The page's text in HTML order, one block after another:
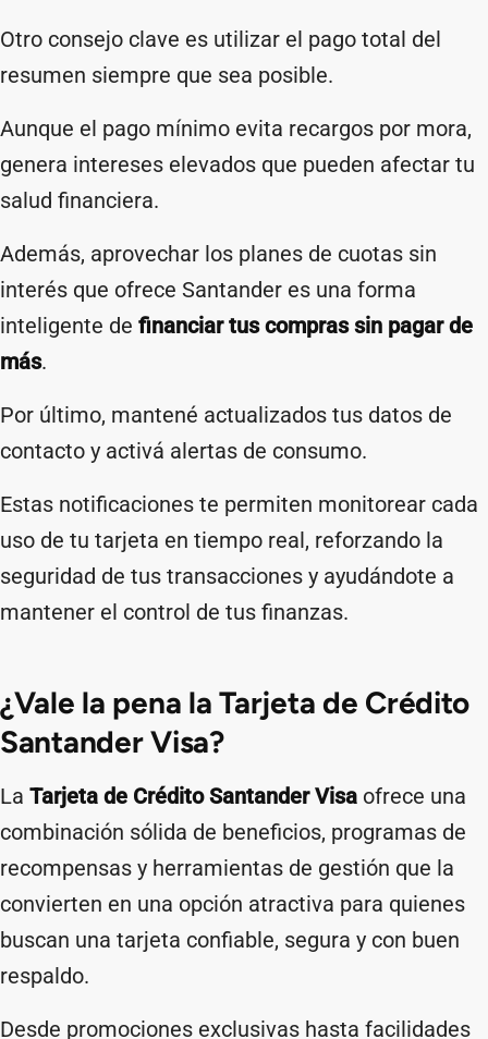
Otro consejo clave es utilizar el pago total del
resumen siempre que sea posible.
Aunque el pago mínimo evita recargos por mora,
genera intereses elevados que pueden afectar tu
salud financiera.
Además, aprovechar los planes de cuotas sin
interés que ofrece Santander es una forma
inteligente de financiar tus compras sin pagar de
más.
Por último, mantené actualizados tus datos de
contacto y activá alertas de consumo.
Estas notificaciones te permiten monitorear cada
uso de tu tarjeta en tiempo real, reforzando la
seguridad de tus transacciones y ayudándote a
mantener el control de tus finanzas.
¿Vale la pena la Tarjeta de Crédito
Santander Visa?
La Tarjeta de Crédito Santander Visa ofrece una
combinación sólida de beneficios, programas de
recompensas y herramientas de gestión que la
convierten en una opción atractiva para quienes
buscan una tarjeta confiable, segura y con buen
respaldo.
Desde promociones exclusivas hasta facilidades